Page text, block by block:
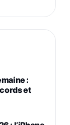
:
et